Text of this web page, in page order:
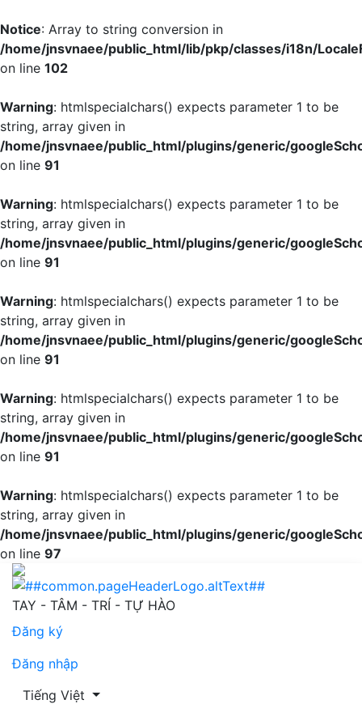
Notice: Array to string conversion in
/home/jnsvnaee/public_html/lib/pkp/classes/i18n/
on line 102
Warning: htmlspecialchars() expects parameter 1 to be
string, array given in
/home/jnsvnaee/public_html/plugins/generic/
on line 91
Warning: htmlspecialchars() expects parameter 1 to be
string, array given in
/home/jnsvnaee/public_html/plugins/generic/
on line 91
Warning: htmlspecialchars() expects parameter 1 to be
string, array given in
/home/jnsvnaee/public_html/plugins/generic/
on line 91
Warning: htmlspecialchars() expects parameter 1 to be
string, array given in
/home/jnsvnaee/public_html/plugins/generic/
on line 91
Warning: htmlspecialchars() expects parameter 1 to be
string, array given in
/home/jnsvnaee/public_html/plugins/generic/
on line 97
Kiến thức của bà mẹ về bệnh hen phế quản tại Trung
TAY - TÂM - TRÍ - TỰ HÀO
Đăng ký
Đăng nhập
Thay đổi ngôn ngữ. Ngôn ngữ hiện tại là:
Tiếng Việt